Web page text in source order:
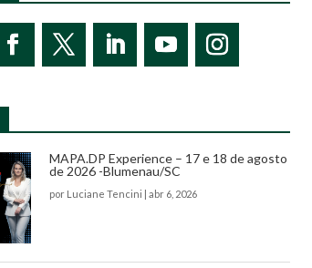
MAPA.DP Experience – 17 e 18 de agosto
de 2026 -Blumenau/SC
por Luciane Tencini | abr 6, 2026